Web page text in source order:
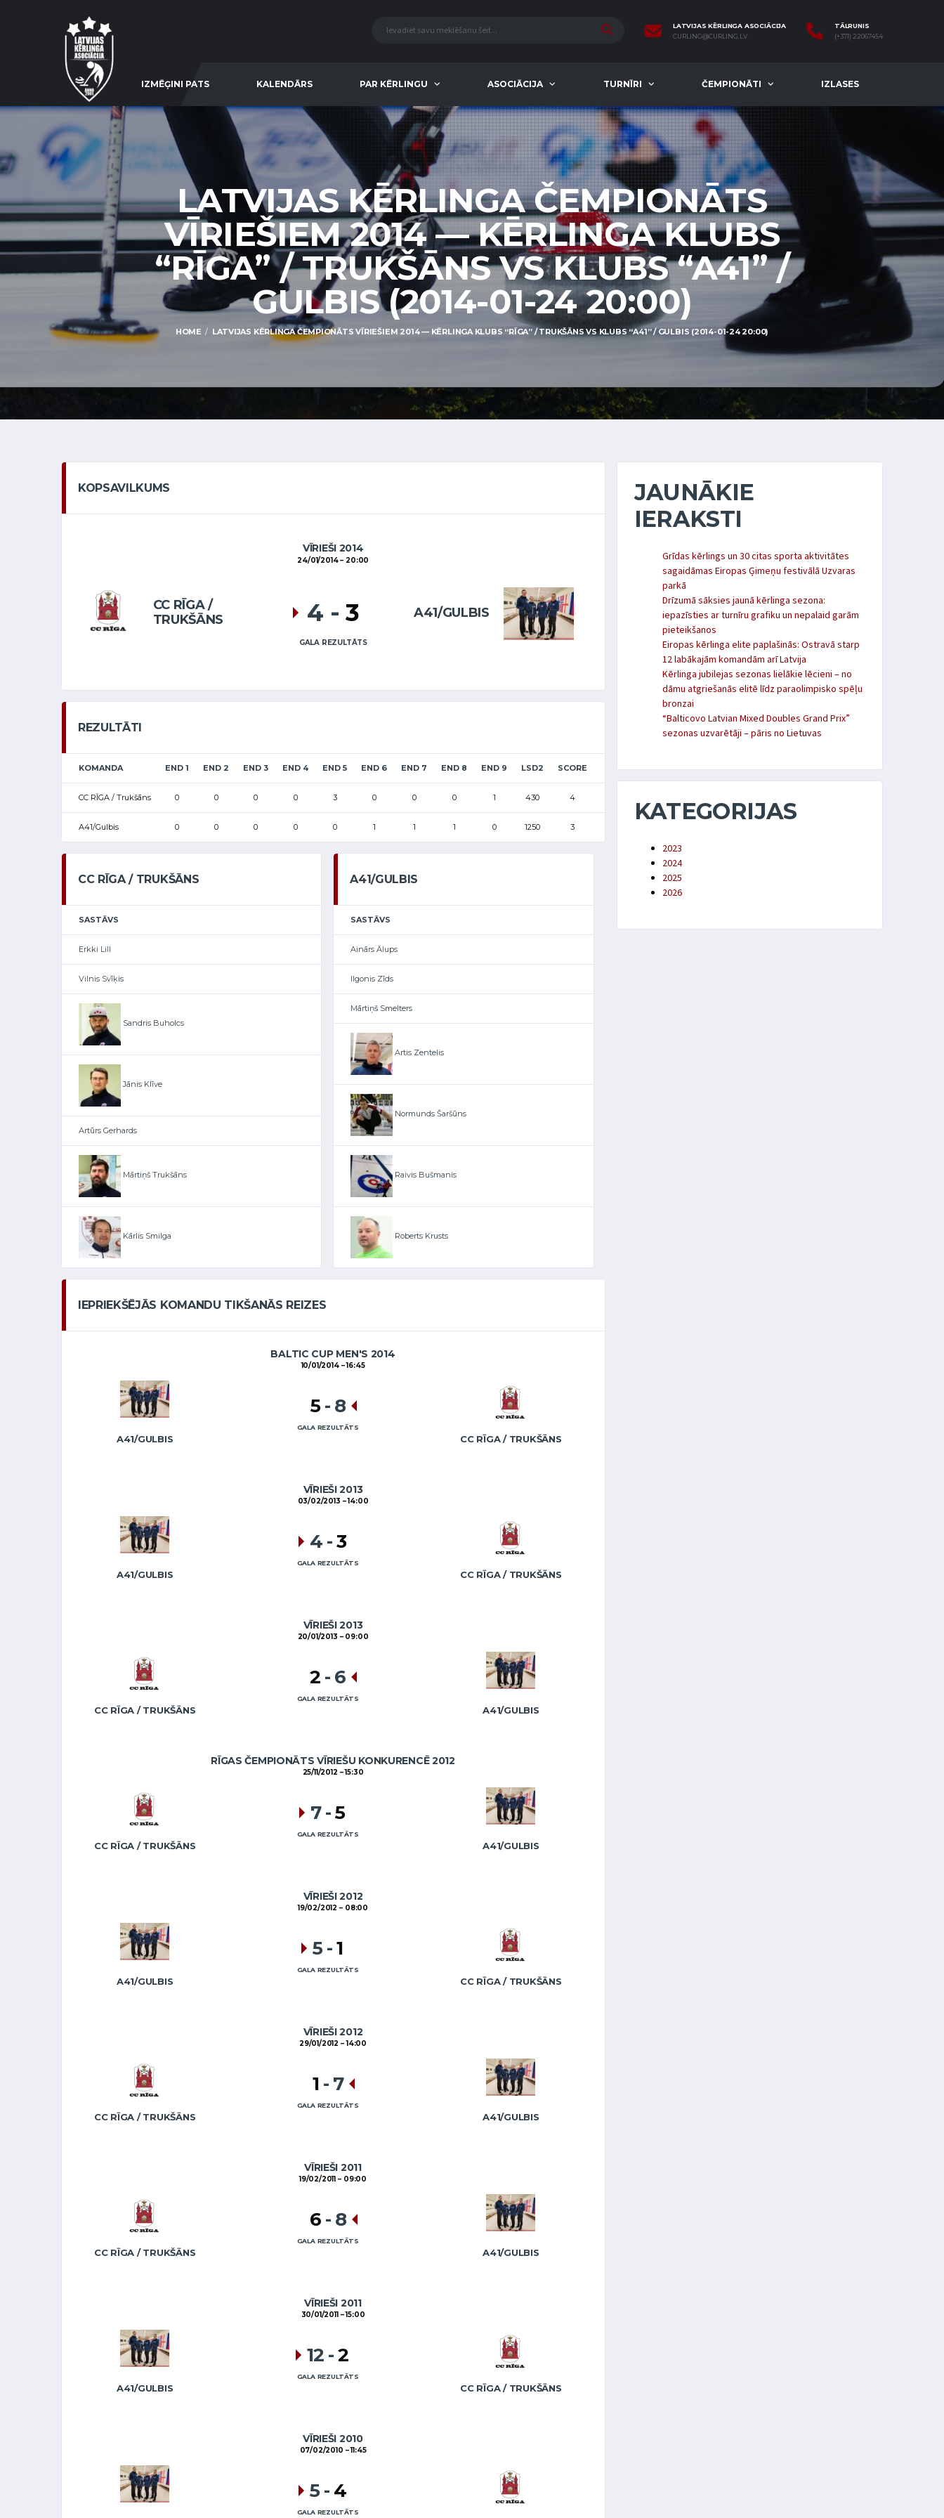
LATVIJAS KĒRLINGA ASOCIĀCIJA
CURLING@CURLING.LV
TĀLRUNIS
(+371) 22067454
IZMĒĢINI PATS KALENDĀRS PAR KĒRLINGU ASOCIĀCIJA TURNĪRI ČEMPIONĀTI IZLASES
LATVIJAS KĒRLINGA ČEMPIONĀTS
VĪRIEŠIEM 2014 — KĒRLINGA KLUBS
“RĪGA” / TRUKŠĀNS VS KLUBS “A41” /
GULBIS (2014-01-24 20:00)
HOME LATVIJAS KĒRLINGA ČEMPIONĀTS VĪRIEŠIEM 2014 — KĒRLINGA KLUBS “RĪGA” / TRUKŠĀNS VS KLUBS “A41” / GULBIS (2014-01-24 20:00)
KOPSAVILKUMS
VĪRIEŠI 2014
24/01/2014 20:00
CC RĪGA /
TRUKŠĀNS
A41/GULBIS
4 - 3
GALA REZULTĀTS
REZULTĀTI
KOMANDA END 1 END 2 END 3 END 4 END 5 END 6 END 7 END 8 END 9 LSD2 SCORE
CC RĪGA / Trukšāns 0 0 0 0 3 0 0 0 1 430 4
A41/Gulbis 0 0 0 0 0 1 1 1 0 1250 3
CC RĪGA / TRUKŠĀNS
SASTĀVS
Erkki Lill
Vilnis Svīķis
Sandris Buholcs
Jānis Klīve
Artūrs Gerhards
Mārtiņš Trukšāns
Kārlis Smilga
A41/GULBIS
SASTĀVS
Ainārs Ālups
Ilgonis Zīds
Mārtiņš Smelters
Artis Zentelis
Normunds Šaršūns
Raivis Bušmanis
Roberts Krusts
IEPRIEKŠĒJĀS KOMANDU TIKŠANĀS REIZES
BALTIC CUP MEN'S 2014
10/01/2014 16:45
A41/GULBIS CC RĪGA / TRUKŠĀNS
5 - 8
GALA REZULTĀTS
VĪRIEŠI 2013
03/02/2013 14:00
A41/GULBIS CC RĪGA / TRUKŠĀNS
4 -3
GALA REZULTĀTS
VĪRIEŠI 2013
20/01/2013 09:00
CC RĪGA / TRUKŠĀNS A41/GULBIS
2 - 6
GALA REZULTĀTS
RĪGAS ČEMPIONĀTS VĪRIEŠU KONKURENCĒ 2012
25/11/2012 15:30
CC RĪGA / TRUKŠĀNS A41/GULBIS
7-5
GALA REZULTĀTS
VĪRIEŠI 2012
19/02/2012 08:00
A41/GULBIS CC RĪGA / TRUKŠĀNS
5 -1
GALA REZULTĀTS
VĪRIEŠI 2012
29/01/2012 14:00
CC RĪGA / TRUKŠĀNS A41/GULBIS
1 - 7
GALA REZULTĀTS
VĪRIEŠI 2011
19/02/2011 09:00
CC RĪGA / TRUKŠĀNS A41/GULBIS
6 - 8
GALA REZULTĀTS
VĪRIEŠI 2011
30/01/2011 15:00
A41/GULBIS CC RĪGA / TRUKŠĀNS
12 -2
GALA REZULTĀTS
VĪRIEŠI 2010
07/02/2010 11:45
5 - 4
GALA REZULTĀTS
JAUNĀKIE
IERAKSTI
Grīdas kērlings un 30 citas sporta aktivitātes
sagaidāmas Eiropas Ģimeņu festivālā Uzvaras
parkā
Drīzumā sāksies jaunā kērlinga sezona:
iepazīsties ar turnīru grafiku un nepalaid garām
pieteikšanos
Eiropas kērlinga elite paplašinās: Ostravā starp
12 labākajām komandām arī Latvija
Kērlinga jubilejas sezonas lielākie lēcieni – no
dāmu atgriešanās elitē līdz paraolimpisko spēļu
bronzai
“Balticovo Latvian Mixed Doubles Grand Prix”
sezonas uzvarētāji – pāris no Lietuvas
KATEGORIJAS
2023
2024
2025
2026